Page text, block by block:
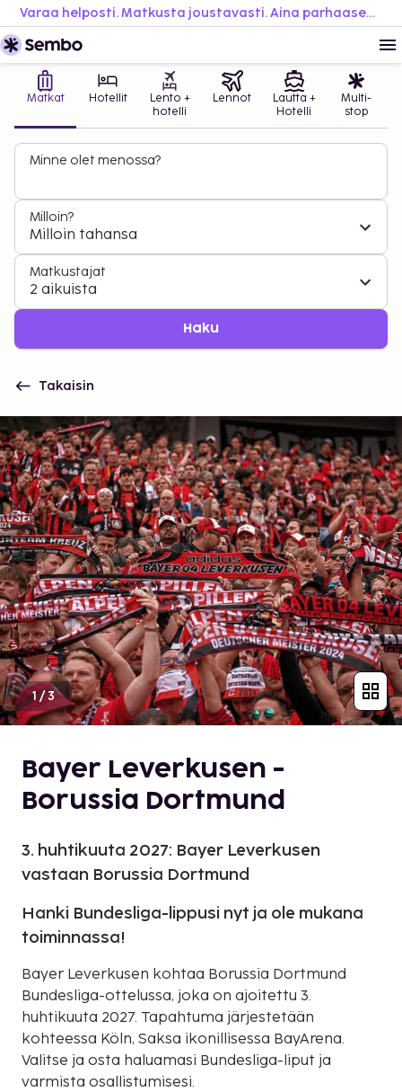
Varaa helposti. Matkusta joustavasti. Aina parhaaseen hintaan.
Matkat Hotellit
Lento +
hotelli
Lennot
Lautta +
Hotelli
Multi-
stop
Minne olet menossa?
Milloin?
Milloin tahansa
Matkustajat
2 aikuista
Haku
Takaisin
1/3
Bayer Leverkusen -
Borussia Dortmund
3. huhtikuuta 2027: Bayer Leverkusen
vastaan Borussia Dortmund
Hanki Bundesliga-lippusi nyt ja ole mukana
toiminnassa!
Bayer Leverkusen kohtaa Borussia Dortmund
Bundesliga-ottelussa, joka on ajoitettu 3.
huhtikuuta 2027. Tapahtuma järjestetään
kohteessa Köln, Saksa ikonillisessa BayArena.
Valitse ja osta haluamasi Bundesliga-liput ja
varmista osallistumisesi.